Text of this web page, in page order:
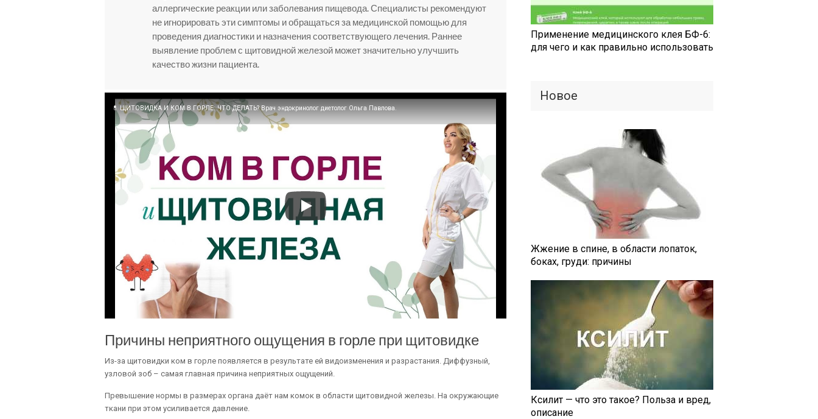
аллергические реакции или заболевания пищевода. Специалисты рекомендуют
не игнорировать эти симптомы и обращаться за медицинской помощью для
проведения диагностики и назначения соответствующего лечения. Раннее
выявление проблем с щитовидной железой может значительно улучшить
качество жизни пациента.
💊 ЩИТОВИДКА И КОМ В ГОРЛЕ: ЧТО ДЕЛАТЬ? Врач эндокринолог диетолог Ольга Павлова.
Причины неприятного ощущения в горле при щитовидке
Из-за щитовидки ком в горле появляется в результате ей видоизменения и разрастания. Диффузный,
узловой зоб – самая главная причина неприятных ощущений.
Превышение нормы в размерах органа даёт нам комок в области щитовидной железы. На окружающие
ткани при этом усиливается давление.
Применение медицинского клея БФ-6:
для чего и как правильно использовать
Новое
Жжение в спине, в области лопаток,
боках, груди: причины
Ксилит — что это такое? Польза и вред,
описание